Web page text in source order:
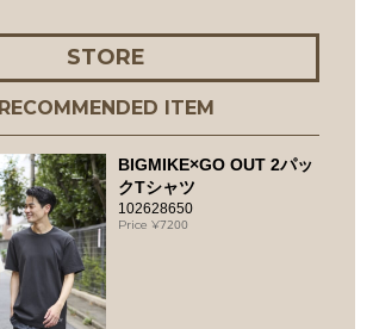
STORE
RECOMMENDED ITEM
BIGMIKE×GO OUT 2パッ
クTシャツ
102628650
7200